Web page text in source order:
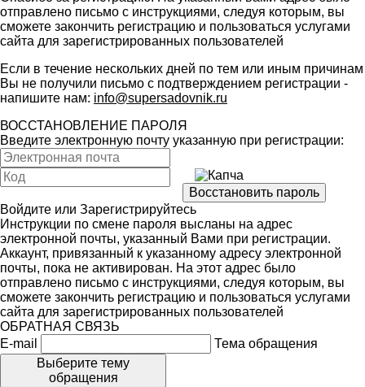
отправлено письмо с инструкциями, следуя которым, вы
сможете закончить регистрацию и пользоваться услугами
сайта для зарегистрированных пользователей
Если в течение нескольких дней по тем или иным причинам
Вы не получили письмо с подтверждением регистрации -
напишите нам: info@supersadovnik.ru
ВОССТАНОВЛЕНИЕ ПАРОЛЯ
Введите электронную почту указанную при регистрации:
Войдите или Зарегистрируйтесь
Инструкции по смене пароля высланы на адрес
электронной почты, указанный Вами при регистрации.
Аккаунт, привязанный к указанному адресу электронной
почты, пока не активирован. На этот адрес было
отправлено письмо с инструкциями, следуя которым, вы
сможете закончить регистрацию и пользоваться услугами
сайта для зарегистрированных пользователей
ОБРАТНАЯ СВЯЗЬ
E-mail
Тема обращения
Выберите тему
обращения